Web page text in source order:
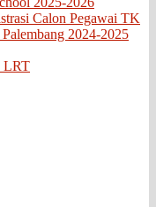
Calon Pegawai TK
2024-2025
LRT